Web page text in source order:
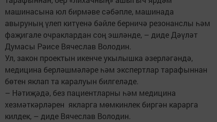
машинасына юл бирмәве сәбәпле, машинада
авыруның үлеп китүенә бәйле берничә резонанслы һәм
фаҗигале очраклардан соң эшләнде, – диде Дәүләт
Думасы Рәисе Вячеслав Володин.
Ул, закон проектын икенче укылышка әзерләгәндә,
медицина берләшмәләре һәм экспертлар тарафыннан
бөтен яклап та каралуын билгеләде.
– Нәтиҗәдә, без пациентларны һәм медицина
хезмәткәрләрен якларга мөмкинлек биргән карарга
килдек, – диде Вячеслав Володин.